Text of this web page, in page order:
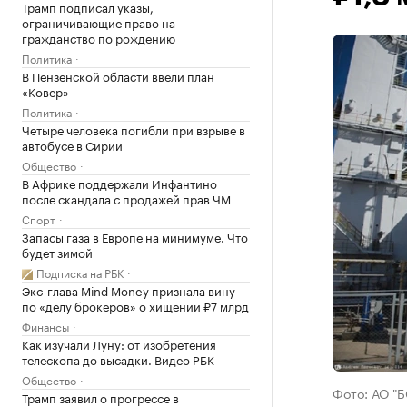
Трамп подписал указы,
ограничивающие право на
гражданство по рождению
Политика
В Пензенской области ввели план
«Ковер»
Политика
Четыре человека погибли при взрыве в
автобусе в Сирии
Общество
В Африке поддержали Инфантино
после скандала с продажей прав ЧМ
Спорт
Запасы газа в Европе на минимуме. Что
будет зимой
Подписка на РБК
Экс-глава Mind Money признала вину
по «делу брокеров» о хищении ₽7 млрд
Финансы
Как изучали Луну: от изобретения
телескопа до высадки. Видео РБК
Общество
Трамп заявил о прогрессе в
Фото: АО